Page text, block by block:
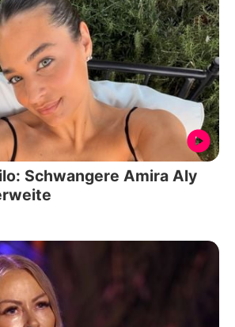
Schwangere Amira Aly